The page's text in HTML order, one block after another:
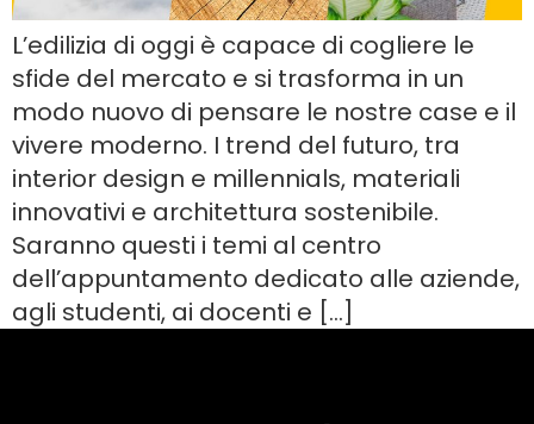
L’edilizia di oggi è capace di cogliere le
sfide del mercato e si trasforma in un
modo nuovo di pensare le nostre case e il
vivere moderno. I trend del futuro, tra
interior design e millennials, materiali
innovativi e architettura sostenibile.
Saranno questi i temi al centro
dell’appuntamento dedicato alle aziende,
agli studenti, ai docenti e […]